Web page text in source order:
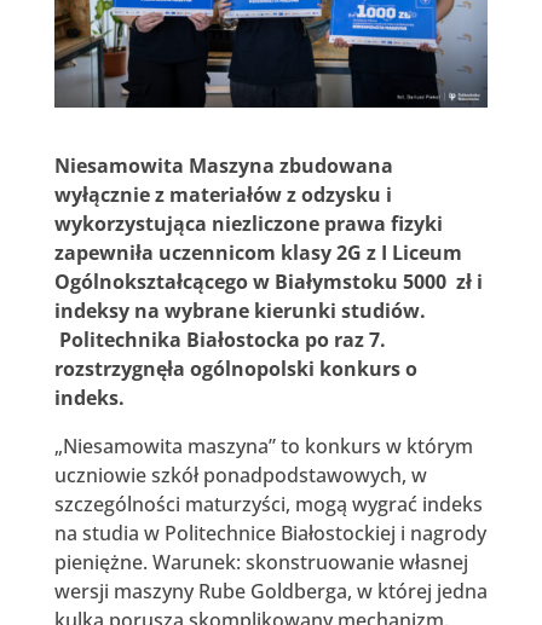
Niesamowita Maszyna zbudowana
wyłącznie z materiałów z odzysku i
wykorzystująca niezliczone prawa fizyki
zapewniła uczennicom klasy 2G z I Liceum
Ogólnokształcącego w Białymstoku 5000 zł i
indeksy na wybrane kierunki studiów.
Politechnika Białostocka po raz 7.
rozstrzygnęła ogólnopolski konkurs o
indeks.
„Niesamowita maszyna” to konkurs w którym
uczniowie szkół ponadpodstawowych, w
szczególności maturzyści, mogą wygrać indeks
na studia w Politechnice Białostockiej i nagrody
pieniężne. Warunek: skonstruowanie własnej
wersji maszyny Rube Goldberga, w której jedna